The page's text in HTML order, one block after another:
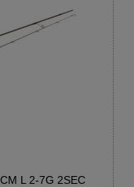
L 2-7G 2SEC